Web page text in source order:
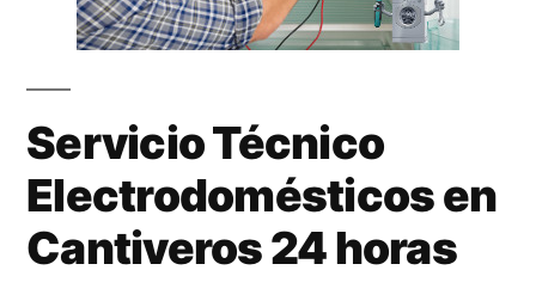
Servicio Técnico
Electrodomésticos en
Cantiveros 24 horas